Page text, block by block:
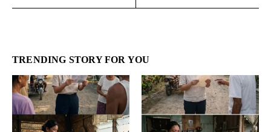
TRENDING STORY FOR YOU